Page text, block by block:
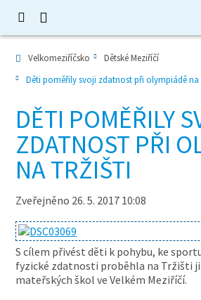
Velkomeziříčsko
Dětské Meziříčí
Děti poměřily svoji zdatnost při olympiádě na
DĚTI POMĚŘILY
ZDATNOST PŘI
NA TRŽIŠTI
Zveřejněno 26. 5. 2017 10:08
S cílem přivést děti k pohybu, ke
fyzické zdatnosti proběhla na Tržišti
mateřských škol ve Velkém Meziříčí.